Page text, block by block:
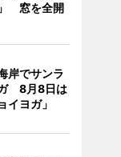
窓を全開
岸でサンラ
8月8日は
イヨガ」